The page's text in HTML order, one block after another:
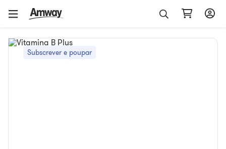
Subscrever e poupar